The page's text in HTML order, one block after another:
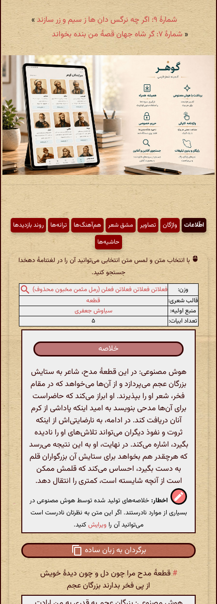
شمارهٔ ۹: اگر چه نرگس دان ها ز سیم و زر سازند
»
« شمارهٔ ۷: گر شاه جهان قصۀ من بنده بخواند
اطّلاعات واژگان تصاویر مشق شعر هم‌آهنگ‌ها ترانه‌ها
روند بازدیدها
حاشیه‌ها
با انتخاب متن و لمس متن انتخابی می‌توانید آن را در لغتنامهٔ دهخدا
جستجو کنید.
وزن:
فعلاتن فعلاتن فعلاتن فعلن (رمل مثمن مخبون محذوف)
قالب شعری:
قطعه
منبع اولیه:
سیاوش جعفری
تعداد ابیات:
۵
خلاصه
هوش مصنوعی: در این قطعۀ مدح، شاعر به ستایش
بزرگان عجم می‌پردازد و از آن‌ها می‌خواهد که در مقام
فخر، شعر او را بپذیرند. او ابراز می‌کند که حاضراست
برای آن‌ها مدحی بنویسد به امید اینکه پاداشی از کرم
آنان دریافت کند. در ادامه، به نارضایتی‌اش از اینکه
ثروت و نفوذ دیگران می‌تواند تلاش‌های او را نادیده
بگیرد، اشاره می‌کند. در نهایت، او به این نتیجه می‌رسد
که هرچقدر هم بخواهد برای ستایش آن بزرگواران قلم
به دست بگیرد، احساس می‌کند که قلمش ممکن
است از آنچه شایسته است، کمتری را انتقال دهد.
اخطار: خلاصه‌های تولید شده توسط هوش مصنوعی در
بسیاری از موارد نادرستند. اگر این متن به نظرتان نادرست است
می‌توانید آن را ویرایشکنید.
برگردان به زبان ساده
#قطعۀ مدح مرا چون دل و چون دیدۀ خویش
از پی فخر بدارند بزرگان عجم